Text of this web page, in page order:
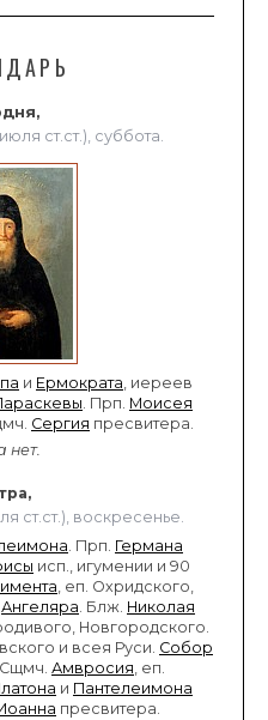
ст.ст.), суббота.
и Ермократа, иереев
. Прп. Моисея
Сергия пресвитера.
нет.
ст.ст.), воскресенье.
. Прп. Германа
исп., игумении и 90
, еп. Охридского,
Ангеляра. Блж. Николая
Новгородского.
и всея Руси. Собор
Амвросия, еп.
и Пантелеимона
пресвитера.